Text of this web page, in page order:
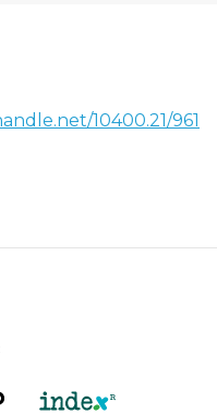
10400.21/961